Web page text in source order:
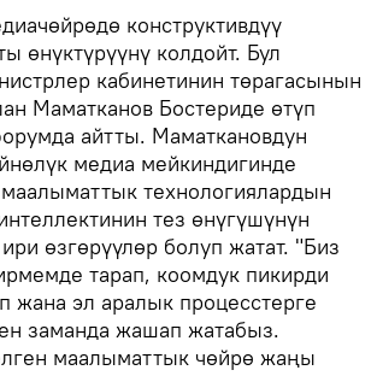
конструктивдүү
өнүктүрүүнү колдойт. Бул
кабинетинин төрагасынын
Маматканов Бостериде өтүп
айтты. Маматкановдун
медиа мейкиндигинде
технологиялардын
тез өнүгүшүнүн
өзгөрүүлөр болуп жатат. "Биз
тарап, коомдук пикирди
жана эл аралык процесстерге
заманда жашап жатабыз.
маалыматтык чөйрө жаңы